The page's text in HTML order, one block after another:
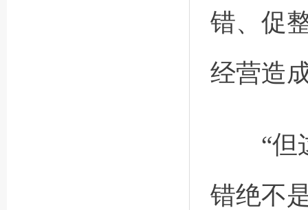
错、促
经营造
“但这
错绝不